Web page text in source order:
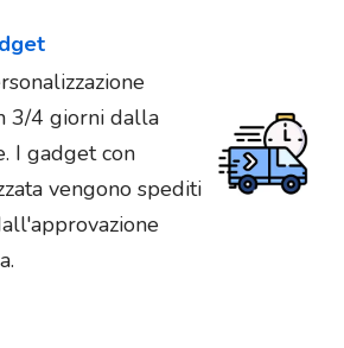
3/4 giorni dalla
I gadget con
vengono spediti